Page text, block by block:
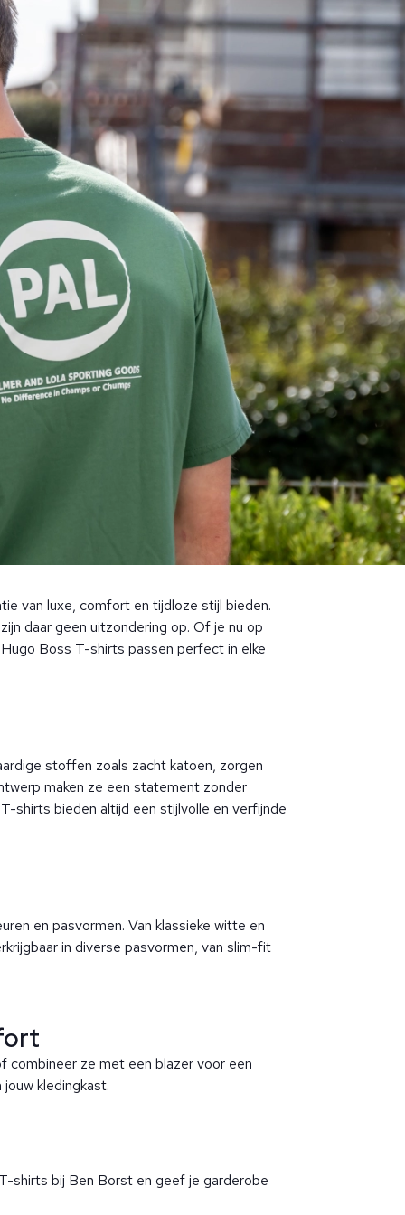
van luxe, comfort en tijdloze stijl bieden.
daar geen uitzondering op. Of je nu op
Boss T-shirts passen perfect in elke
stoffen zoals zacht katoen, zorgen
maken ze een statement zonder
shirts bieden altijd een stijlvolle en verfijnde
en pasvormen. Van klassieke witte en
in diverse pasvormen, van slim-fit
combineer ze met een blazer voor een
kledingkast.
shirts bij Ben Borst en geef je garderobe